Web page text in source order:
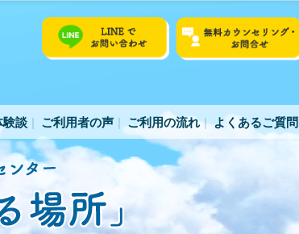
談 ご利用者の声 ご利用の流れ よくあるご質問